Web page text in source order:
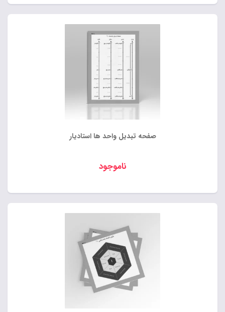
صفحه تبدیل واحد ها استادیار
ناموجود